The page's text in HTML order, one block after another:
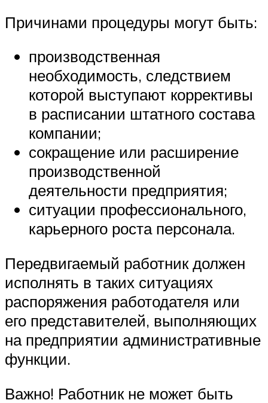
Причинами процедуры могут быть:
производственная
необходимость, следствием
которой выступают коррективы
в расписании штатного состава
компании;
сокращение или расширение
производственной
деятельности предприятия;
ситуации профессионального,
карьерного роста персонала.
Передвигаемый работник должен
исполнять в таких ситуациях
распоряжения работодателя или
его представителей, выполняющих
на предприятии административные
функции.
Важно! Работник не может быть